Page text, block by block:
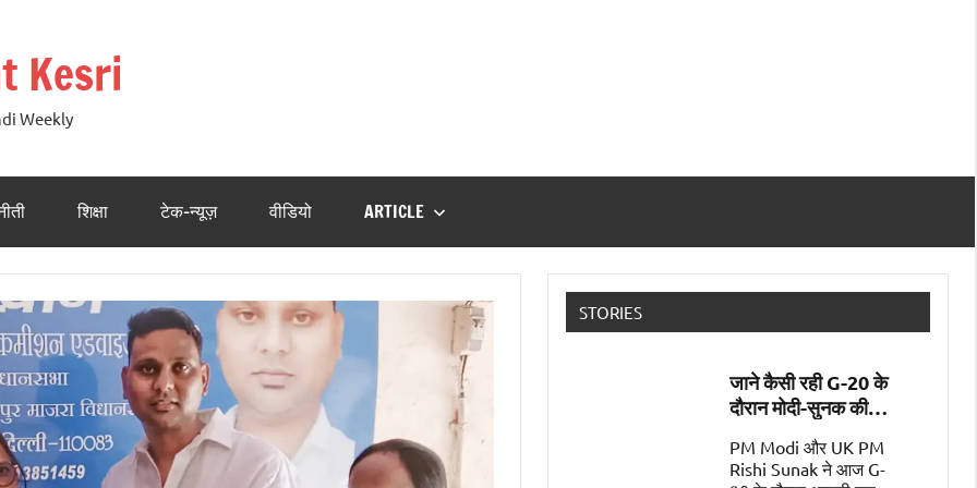
Kesri
Weekly
शिक्षा टेक-न्यूज़ वीडियो ARTICLE
STORIES
जाने कैसी रही G-20 के
दौरान मोदी-सुनक की
पहली मुलाक़ात
PM Modi और UK PM
Rishi Sunak ने आज G-